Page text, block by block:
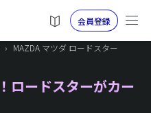
会員登録
› MAZDA マツダ ロードスター
ロードスターがカー